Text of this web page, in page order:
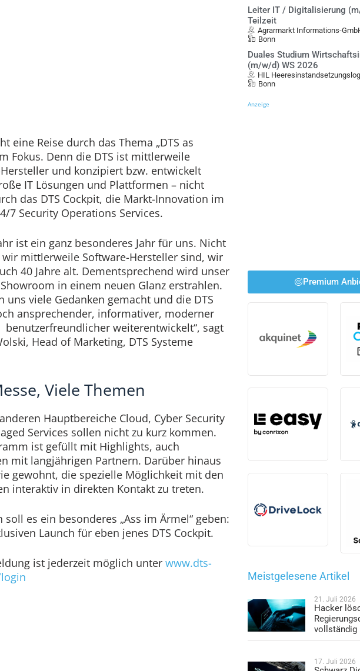
eine Reise durch das Thema „DTS as
Fokus. Denn die DTS ist mittlerweile
und konzipiert bzw. entwickelt
IT Lösungen und Plattformen – nicht
das DTS Cockpit, die Markt-Innovation im
7 Security Operations Services.
ist ein ganz besonderes Jahr für uns. Nicht
wir mittlerweile Software-Hersteller sind, wir
40 Jahre alt. Dementsprechend wird unser
in einem neuen Glanz erstrahlen.
uns viele Gedanken gemacht und die DTS
ansprechender, informativer, moderner
benutzerfreundlicher weiterentwickelt“, sagt
Head of Marketing, DTS Systeme
Viele Themen
Hauptbereiche Cloud, Cyber Security
Services sollen nicht zu kurz kommen.
ist gefüllt mit Highlights, auch
mit langjährigen Partnern. Darüber hinaus
gewohnt, die spezielle Möglichkeit mit den
interaktiv in direkten Kontakt zu treten.
soll es ein besonderes „Ass im Ärmel“ geben:
Launch für eben jenes DTS Cockpit.
ist jederzeit möglich unter www.dts-
Leiter IT / Digitalisierung
Teilzeit
Agrarmarkt Informations-
Bonn
Duales Studium
(m/w/d) WS 2026
HIL
Bonn
Anzeige
Premium
Meistgelesene Artikel
21. Juli 2026
Hacker
vollständig
17. Juli 2026